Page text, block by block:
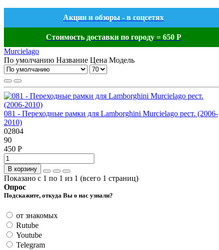
Акции и обзоры - в соцсетях
Стоимость доставки по городу = 650 Р
Murcielago
По умолчанию Название Цена Модель
081 - Переходные рамки для Lamborghini Murcielago рест. (2006-
2010)
02804
90
450 Р
В корзину
Показано с 1 по 1 из 1 (всего 1 страниц)
Опрос
Подскажите, откуда Вы о нас узнали?
от знакомых
Rutube
Youtube
Telegram